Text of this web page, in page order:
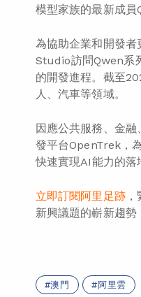
模型家族的最新成員
為協助企業和開發
Studio訪問Qwen系
的開發進程。截至
人、汽車等領域。
因應公共服務、金
發平台OpenTrek，
快速實現AI能力的落
立即訂閱阿里足跡，
新興議題的嶄新趨勢
澳門 阿里雲